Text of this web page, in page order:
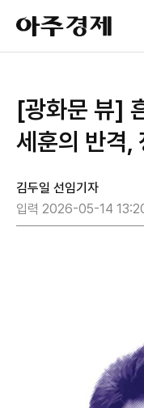
아
주
경
[광화문 뷰]
세훈의 반격,
김두일 선임기자
입력 2026-05-14